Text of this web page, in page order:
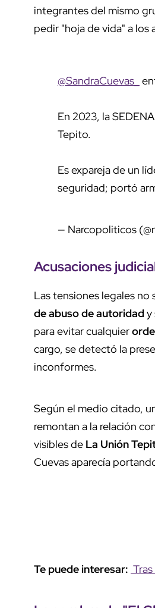
integrantes del mismo
pedir "hoja de vida" a los
@SandraCuevas_
En 2023, la
Tepito.
Es expareja de un
seguridad; portó
— Narcopoliticos
Acusaciones
Las tensiones legales no
de abuso de autoridady
para evitar cualquier
cargo, se detectó la
inconformes.
Según el medio citado,
remontan a la relación
visibles de La Unión
Cuevas aparecía
Te puede interesar: